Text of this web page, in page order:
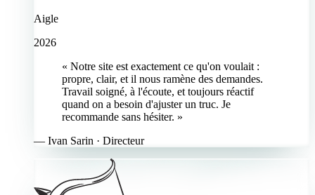
Aigle
2026
« Notre site est exactement ce qu'on voulait :
propre, clair, et il nous ramène des demandes.
Travail soigné, à l'écoute, et toujours réactif
quand on a besoin d'ajuster un truc. Je
recommande sans hésiter. »
— Ivan Sarin · Directeur